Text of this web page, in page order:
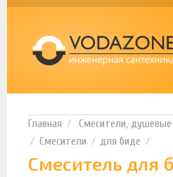
Смесители, душевые
Смесители
для биде
Смеситель для